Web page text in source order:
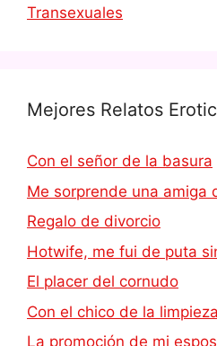
Transexuales
Mejores Relatos
Con el señor de la basura
Me sorprende una amiga
Regalo de divorcio
Hotwife, me fui de puta
El placer del cornudo
Con el chico de la limpieza
La promoción de mi